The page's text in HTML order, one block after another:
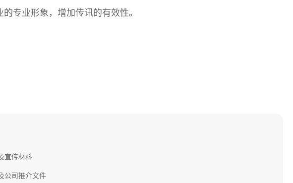
专业形象，增加传讯的有效性。
宣传材料
公司推介文件